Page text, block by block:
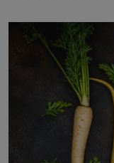
zaopatřený
nesvědčilo, brzy